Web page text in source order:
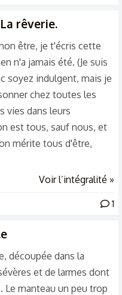
rêverie.
être, je t'écris cette
n'a jamais été. (Je suis
soyez indulgent, mais je
chez toutes les
vies dans leurs
est tous, sauf nous, et
mérite tous d'être,
Voir l’intégralité »
1
découpée dans la
et de larmes dont
Le manteau un peu trop